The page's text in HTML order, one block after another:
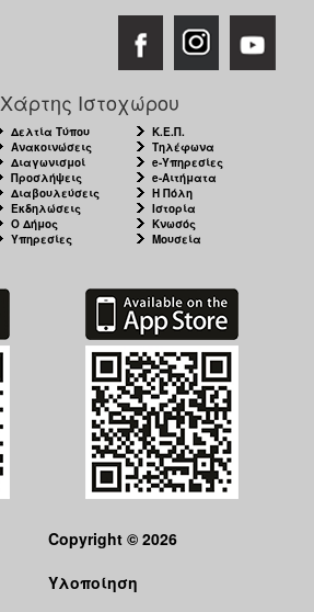
Χάρτης Ιστοχώρου
Δελτία Τύπου
Ανακοινώσεις
Διαγωνισμοί
Προσλήψεις
Διαβουλεύσεις
Εκδηλώσεις
Ο Δήμος
Υπηρεσίες
Κ.Ε.Π.
Τηλέφωνα
e-Υπηρεσίες
e-Αιτήματα
Η Πόλη
Ιστορία
Κνωσός
Μουσεία
Copyright © 2026
Υλοποίηση